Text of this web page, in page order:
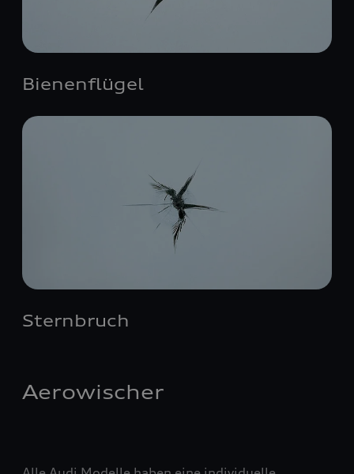
Bienenflügel
Sternbruch
Aerowischer